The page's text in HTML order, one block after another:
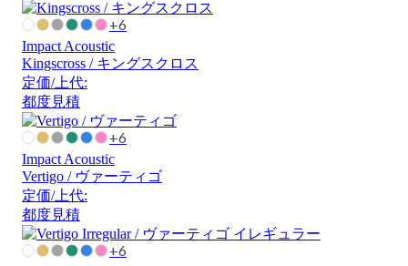
+6
Impact Acoustic
Kingscross / キングスクロス
定価/上代:
都度見積
+6
Impact Acoustic
Vertigo / ヴァーティゴ
定価/上代:
都度見積
+6